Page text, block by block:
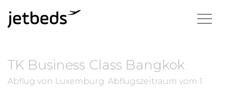
TK Business Class Bangkok
Abflug von Luxemburg. Abflugszeitraum vom 1.